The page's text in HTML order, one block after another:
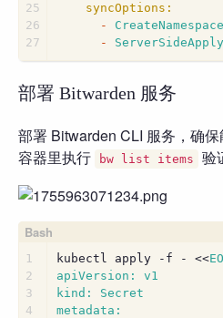
25
26
27
syncOptions:
-
-
部署 Bitwarden 服务
部署 Bitwarden CLI 服务，确
容器里执行
bw list items 验
1
2
3
4
kubectl apply -f - <<
apiVersion: v1
kind: Secret
metadata: